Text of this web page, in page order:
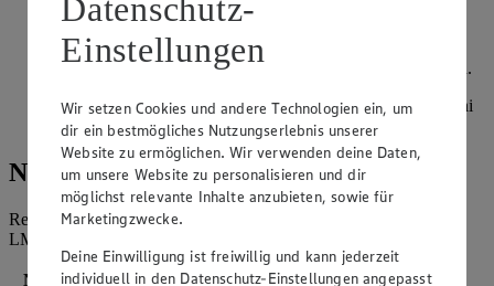
kann den Gazpacho mit Crushed-Ice pürieren.
Schafsjoghurt, Feta, Frischkäse und fein geschnittene
Oreganoblättchen vermischen und mit Pfeffer abschmecken.
Gazpacho in Schalen füllen und mit Käsecreme und Grissini
servieren.
Nährwerte
Referenzmenge für einen durchschnittlichen Erwachsenen laut
LMIV (8.400 kJ/2.000 kcal).
Nährwerte
pro Portion
Datenschutz-
Einstellungen
Wir setzen Cookies und andere Technologien ein, um
dir ein bestmögliches Nutzungserlebnis unserer
Website zu ermöglichen. Wir verwenden deine Daten,
um unsere Website zu personalisieren und dir
möglichst relevante Inhalte anzubieten, sowie für
Marketingzwecke.
Deine Einwilligung ist freiwillig und kann jederzeit
individuell in den Datenschutz-Einstellungen angepasst